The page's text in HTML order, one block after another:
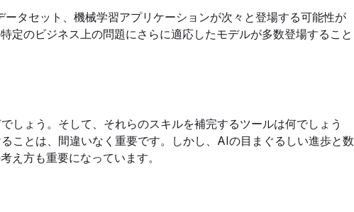
タセット、機械学習アプリケーションが次々と登場する可能性が
定のビジネス上の問題にさらに適応したモデルが多数登場すること
しょう。そして、それらのスキルを補完するツールは何でしょう
ことは、間違いなく重要です。しかし、AIの目まぐるしい進歩と数
え方も重要になっています。